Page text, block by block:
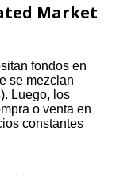
Market
fondos en
se mezclan
Luego, los
o venta en
constantes